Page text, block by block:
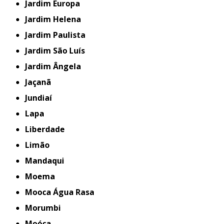
Jardim Europa
Jardim Helena
Jardim Paulista
Jardim São Luís
Jardim Ângela
Jaçanã
Jundiaí
Lapa
Liberdade
Limão
Mandaqui
Moema
Mooca Água Rasa
Morumbi